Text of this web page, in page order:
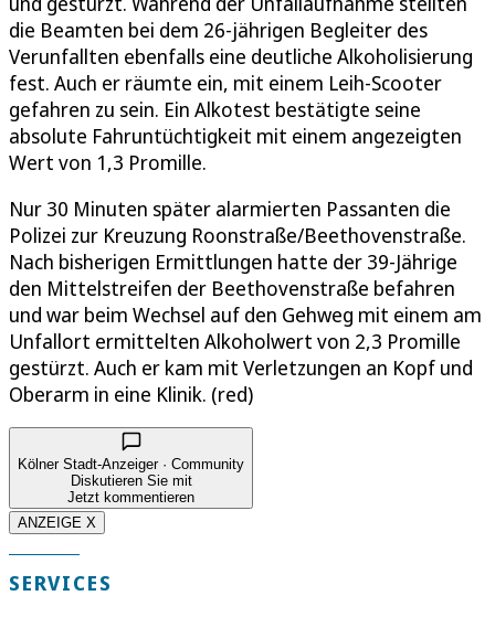
die Beamten bei dem 26-jährigen Begleiter des
Verunfallten ebenfalls eine deutliche Alkoholisierung
fest. Auch er räumte ein, mit einem Leih-Scooter
gefahren zu sein. Ein Alkotest bestätigte seine
absolute Fahruntüchtigkeit mit einem angezeigten
Wert von 1,3 Promille.
Nur 30 Minuten später alarmierten Passanten die
Polizei zur Kreuzung Roonstraße/Beethovenstraße.
Nach bisherigen Ermittlungen hatte der 39-Jährige
den Mittelstreifen der Beethovenstraße befahren
und war beim Wechsel auf den Gehweg mit einem am
Unfallort ermittelten Alkoholwert von 2,3 Promille
gestürzt. Auch er kam mit Verletzungen an Kopf und
Oberarm in eine Klinik. (red)
Kölner Stadt-Anzeiger · Community
Diskutieren Sie mit
Jetzt kommentieren
ANZEIGE X
SERVICES